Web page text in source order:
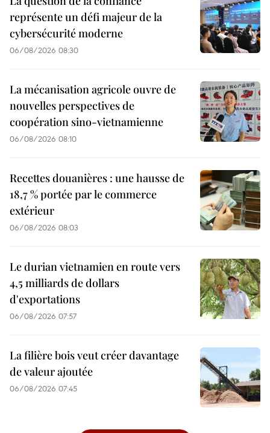
représente un défi majeur de la
cybersécurité moderne
06/08/2026 08:30
La mécanisation agricole ouvre de
nouvelles perspectives de
coopération sino-vietnamienne
06/08/2026 08:10
Recettes douanières : une hausse de
18,7 % portée par le commerce
extérieur
06/08/2026 08:03
Le durian vietnamien en route vers
4,5 milliards de dollars
d'exportations
06/08/2026 07:57
La filière bois veut créer davantage
de valeur ajoutée
06/08/2026 07:45